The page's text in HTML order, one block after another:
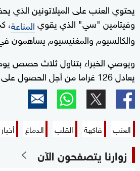
يحتوي العنب على الميلاتونين الذي
وفيتامين "سي" الذي يقويالمناعة،
والكالسيوم والمغنيسيوم يساهمون
ويوصي الخبراء بتناول ثلاث حصص
يعادل 126 غراما من أجل الحصول على فوائده.
العنب فاكهة القلب الدماغ
زوارنا يتصفحون الآن